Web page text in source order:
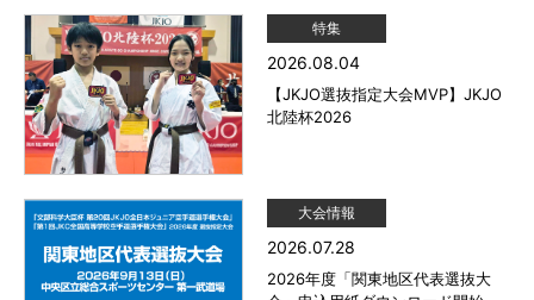
特集
2026.08.04
【JKJO選抜指定大会MVP】JKJO
北陸杯2026
大会情報
2026.07.28
2026年度「関東地区代表選抜大